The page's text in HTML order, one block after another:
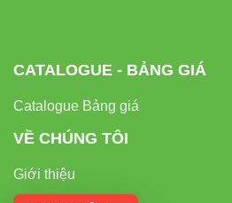
CATALOGUE - BẢNG GIÁ
Catalogue Bảng giá
VỀ CHÚNG TÔI
Giới thiệu